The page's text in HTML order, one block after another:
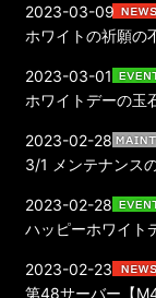
ホワイトの祈願の
2023-03-09
ホワイトデーの玉
2023-03-01
3/1 メンテナンス
2023-02-28
ハッピーホワイト
2023-02-28
第48サーバー【
2023-02-23